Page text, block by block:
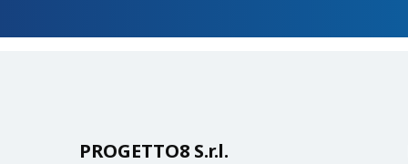
PROGETTO8 S.r.l.